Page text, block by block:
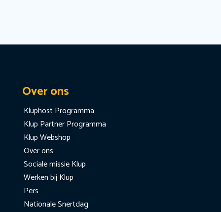
Over ons
Kluphost Programma
Klup Partner Programma
Klup Webshop
Over ons
Sociale missie Klup
Werken bij Klup
Pers
Nationale Snertdag